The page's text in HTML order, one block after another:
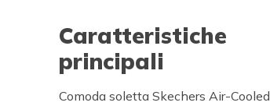
Caratteristiche
principali
Comoda soletta Skechers Air-Cooled